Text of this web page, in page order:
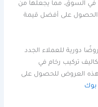
في السوق، مما يجعلها من
الحصول على أفضل قيمة
دورية للعملاء الجدد
تركيب رخام في
هذه العروض للحصول على